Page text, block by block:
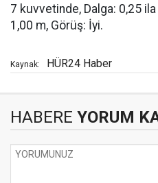
7 kuvvetinde, Dalga: 0,25
1,00 m, Görüş: İyi.
Kaynak: HÜR24 Haber
HABERE YORUM